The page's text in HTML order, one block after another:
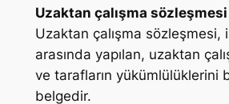
Uzaktan çalışma
Uzaktan çalışma sözleşmesi,
arasında yapılan, uzaktan
ve tarafların yükümlülüklerini
belgedir.